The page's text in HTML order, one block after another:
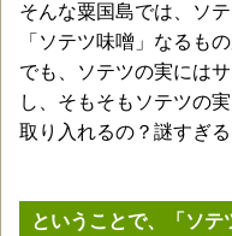
そんな粟国島では、ソ
「ソテツ味噌」なるも
でも、ソテツの実には
し、そもそもソテツの
取り入れるの？謎すぎる
ということで、「ソ